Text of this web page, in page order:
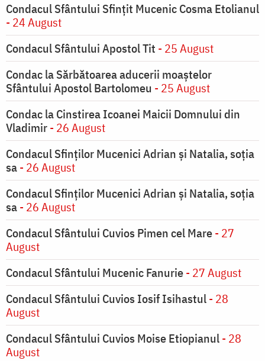
Condacul Sfântului Sfinţit Mucenic Cosma Etolianul
- 24 August
Condacul Sfântului Apostol Tit - 25 August
Condac la Sărbătoarea aducerii moaştelor
Sfântului Apostol Bartolomeu - 25 August
Condac la Cinstirea Icoanei Maicii Domnului din
Vladimir- 26 August
Condacul Sfinţilor Mucenici Adrian şi Natalia, soţia
sa- 26 August
Condacul Sfinţilor Mucenici Adrian şi Natalia, soţia
sa- 26 August
Condacul Sfântului Cuvios Pimen cel Mare- 27
August
Condacul Sfântului Mucenic Fanurie- 27 August
Condacul Sfântului Cuvios Iosif Isihastul- 28
August
Condacul Sfântului Cuvios Moise Etiopianul- 28
August